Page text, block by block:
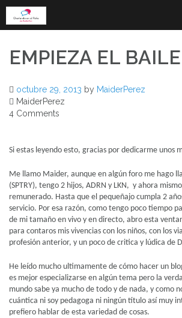
Skip
content
EMPIEZA EL BAILE
octubre 29, 2013 by MaiderPerez
MaiderPerez
4 Comments
Si estas leyendo esto, gracias por dedicarme unos
Me llamo Maider, aunque en algún foro me hago
(SPTRY), tengo 2 hijos, ADRN y LKN, y ahora
remunerado. Hasta que el pequeñajo cumpla 2
servicio. Por esa razón, como tengo poco tiempo
de mi tamaño en vivo y en directo, abro esta
para contaros mis vivencias con los niños, con los
profesión anterior, y un poco de critica y lúdica de
He leído mucho ultimamente de cómo hacer un
es mejor especializarse en algún tema pero la
mundo sabe ya mucho de todo y de nada, y como
cuántica ni soy pedagoga ni ningún título así muy
prefiero hablar de esta variedad de cosas.